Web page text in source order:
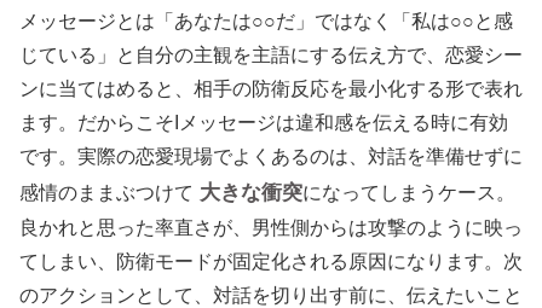
メッセージとは「あなたは○○だ」ではなく「私は○○と感
じている」と自分の主観を主語にする伝え方で、恋愛シー
ンに当てはめると、相手の防衛反応を最小化する形で表れ
ます。だからこそIメッセージは違和感を伝える時に有効
です。実際の恋愛現場でよくあるのは、対話を準備せずに
感情のままぶつけて 大きな衝突になってしまうケース。
良かれと思った率直さが、男性側からは攻撃のように映っ
てしまい、防衛モードが固定化される原因になります。次
のアクションとして、対話を切り出す前に、伝えたいこと